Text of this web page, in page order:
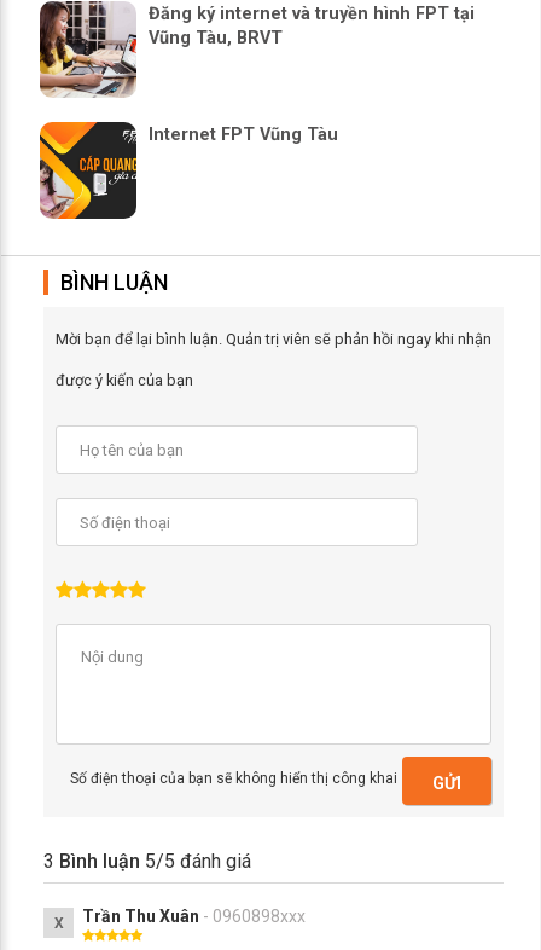
Đăng ký internet và truyền hình FPT tại
Vũng Tàu, BRVT
Internet FPT Vũng Tàu
BÌNH LUẬN
Mời bạn để lại bình luận. Quản trị viên sẽ phản hồi ngay khi nhận
được ý kiến của bạn
Số điện thoại của bạn sẽ không hiển thị công khai GỬI
3 Bình luận 5/5 đánh giá
X Trần Thu Xuân - 0960898xxx